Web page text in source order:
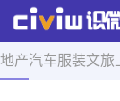
地产汽车服装文旅
首页 > 营销技巧 >